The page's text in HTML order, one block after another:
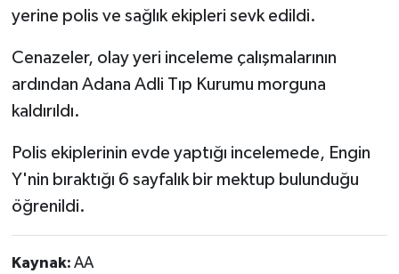
yerine polis ve sağlık ekipleri sevk edildi.
Cenazeler, olay yeri inceleme çalışmalarının
ardından Adana Adli Tıp Kurumu morguna
kaldırıldı.
Polis ekiplerinin evde yaptığı incelemede, Engin
Y'nin bıraktığı 6 sayfalık bir mektup bulunduğu
öğrenildi.
Kaynak: AA